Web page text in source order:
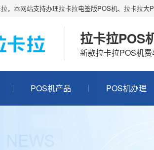
，本网站支持办理拉卡拉电签版POS机、拉卡拉大
拉卡拉POS
新款拉卡拉POS机费
POS机产品 POS机办理